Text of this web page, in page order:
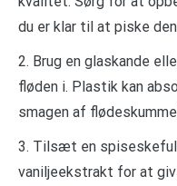
du er klar til at piske
2. Brug en glaskande
fløden i. Plastik kan
smagen af
3. Tilsæt en
vaniljeekstrakt for at